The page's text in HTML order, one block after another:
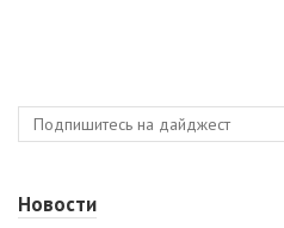
Новости